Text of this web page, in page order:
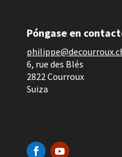
Póngase en
ph
6, rue des Blés
2822 Courroux
Suiza